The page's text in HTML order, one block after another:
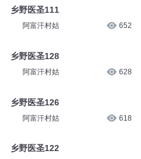
乡野医圣111
阿富汗村姑 652
乡野医圣128
阿富汗村姑 628
乡野医圣126
阿富汗村姑 618
乡野医圣122